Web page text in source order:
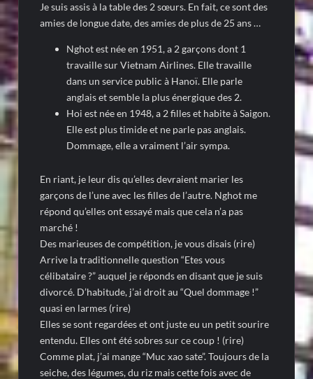
Je suis assis à la table des 2 sœurs. En fait, ce sont des
amies de longue date, des amies de plus de 25 ans …
Nghot est née en 1951, a 2 garçons dont 1
travaille sur Vietnam Airlines. Elle travaille
dans un service public à Hanoï. Elle parle
anglais et semble la plus énergique des 2.
Hoi est née en 1948, a 2 filles et habite à Saigon.
Elle est plus timide et ne parle pas anglais.
Dommage, elle a vraiment l’air sympa.
En riant, je leur dis qu’elles devraient marier les
garçons de l’une avec les filles de l’autre. Nghot me
répond qu’elles ont essayé mais que cela n’a pas
marché !
Des marieuses de compétition, je vous disais (rire)
Arrive la traditionnelle question “Etes vous
célibataire ?” auquel je réponds en disant que je suis
divorcé. D’habitude, j’ai droit au “Quel dommage !”
quasi en larmes (rire)
Elles se sont regardées et ont juste eu un petit sourire
entendu. Elles ont été sobres sur ce coup ! (rire)
Comme plat, j’ai mange “Muc xao sate”. Toujours de la
seiche, des légumes, du riz mais cette fois avec de